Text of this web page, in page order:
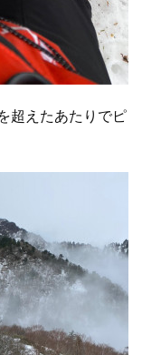
超えたあたりでピ